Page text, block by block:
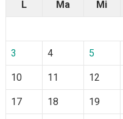
L Ma Mi
3 4 5
10 11 12
17 18 19